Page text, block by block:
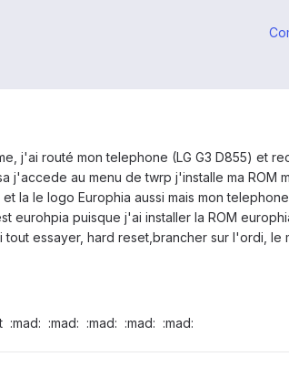
j'ai routé mon telephone (LG G3 D855) et
j'accede au menu de twrp j'installe ma
la le logo Europhia aussi mais mon
eurohpia puisque j'ai installer la ROM
essayer, hard reset,brancher sur l'ordi, le
:mad: :mad: :mad: :mad: